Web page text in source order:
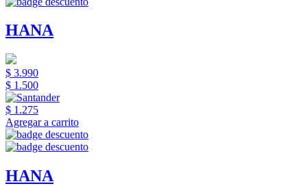
HANA
$ 3.990
$ 1.500
$ 1.275
Agregar a carrito
HANA